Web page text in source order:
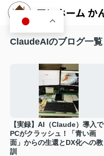
ClaudeAIのブログ一覧
【実録】AI（Claude）導入で
PCがクラッシュ！「青い画
面」からの生還とDX化への教
訓